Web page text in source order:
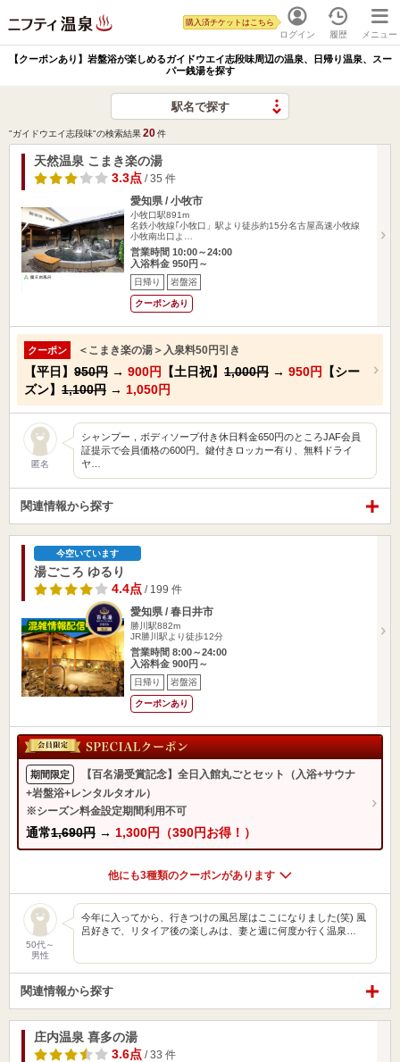
ログイン
購入済チケットはこちら
履歴 メニュー
【クーポンあり】岩盤浴が楽しめるガイドウエイ志段味周辺の温泉、日帰り温泉、スー
パー銭湯を探す
駅名で探す
"ガイドウエイ志段味"の検索結果20件
天然温泉 こまき楽の湯
3.3点 / 35 件
愛知県 / 小牧市
小牧口駅891m
名鉄小牧線｢小牧口」駅より徒歩約15分名古屋高速小牧線
小牧南出口よ…
営業時間 10:00～24:00
入浴料金 950円～
日帰り 岩盤浴
クーポンあり
クーポン ＜こまき楽の湯＞入泉料50円引き
【平日】 950円 → 900円 【土日祝】 1,000円 → 950円
【シー
ズン】 1,100円 → 1,050円
匿名
シャンプー，ボディソープ付き休日料金650円のところJAF会員
証提示で会員価格の600円。鍵付きロッカー有り、無料ドライ
ヤ…
関連情報から探す
今空いています
湯ごころ ゆるり
4.4点 / 199 件
愛知県 / 春日井市
勝川駅882m
JR勝川駅より徒歩12分
営業時間 8:00～24:00
入浴料金 900円～
日帰り 岩盤浴
クーポンあり
期間限定
【百名湯受賞記念】全日入館丸ごとセット（入浴+サウナ
+岩盤浴+レンタルタオル）
※シーズン料金設定期間利用不可
通常1,690円 → 1,300円（390円お得！）
他にも3種類のクーポンがあります
50代～
男性
今年に入ってから、行きつけの風呂屋はここになりました(笑) 風
呂好きで、リタイア後の楽しみは、妻と週に何度か行く温泉…
関連情報から探す
庄内温泉 喜多の湯
3.6点 / 33 件